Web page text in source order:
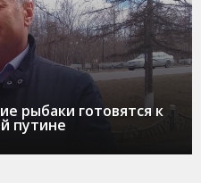
рыбаки готовятся к
путине